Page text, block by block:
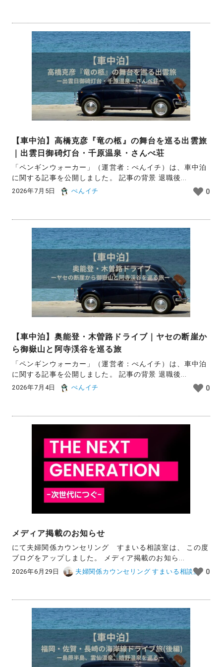
【車中泊】高橋克彦『竜の柩』の舞台を巡る出雲旅
｜出雲日御碕灯台・千原温泉・さんべ荘
「ペンギンウォーカー」（運営者：ぺんイチ）は、車中泊
に関する記事を公開しました。 記事の背景 退職後...
2026年7月5日 ぺんイチ 0
【車中泊】奥能登・木曽路ドライブ｜ヤセの断崖か
ら御嶽山と阿寺渓谷を巡る旅
「ペンギンウォーカー」（運営者：ぺんイチ）は、車中泊
に関する記事を公開しました。 記事の背景 退職後...
2026年7月4日 ぺんイチ 0
メディア掲載のお知らせ
にて夫婦関係カウンセリング すまいる相談室は、 この度
ブログをアップしました。 メディア掲載のお知ら...
2026年6月29日 夫婦関係カウンセリング すまいる相談室 0